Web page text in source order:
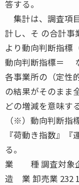
答する。
集計は、調査項
計し、そ の合計事
より動向判断指標
動向判断指標＝
各事業所の（定性
の結果がそのまま
どの増減を意味す
（※）動向判断指
『荷動き指数』
る。
業 種 調査対象企
造 業 卸売業 232